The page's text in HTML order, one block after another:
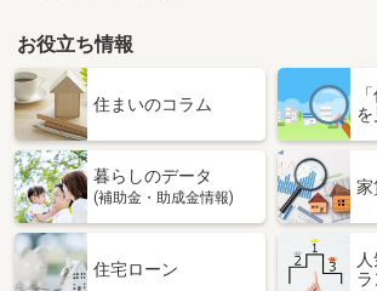
お役立ち情報
住まいのコラム
を
暮らしのデータ
(補助金・助成金情報)
家
住宅ローン